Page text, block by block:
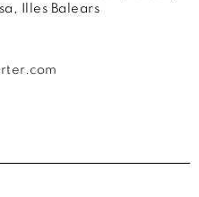
Illes Balears